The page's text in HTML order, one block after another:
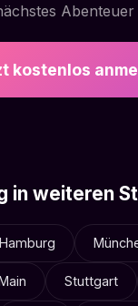
Abenteuer
kostenlos
in weiteren
Hamburg
Stuttgart